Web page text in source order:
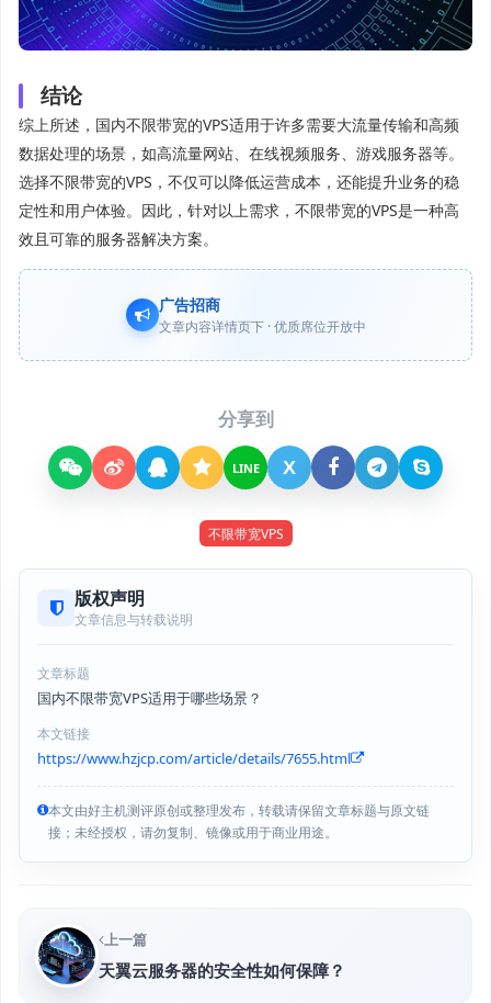
结论
综上所述，国内不限带宽的VPS适用于许多需要大流量传输和高频
数据处理的场景，如高流量网站、在线视频服务、游戏服务器等。
选择不限带宽的VPS，不仅可以降低运营成本，还能提升业务的稳
定性和用户体验。因此，针对以上需求，不限带宽的VPS是一种高
效且可靠的服务器解决方案。
广告招商
文章内容详情页下 · 优质席位开放中
分享到
LINE X
不限带宽VPS
版权声明
文章信息与转载说明
文章标题
国内不限带宽VPS适用于哪些场景？
本文链接
https://www.hzjcp.com/article/details/7655.html
本文由好主机测评原创或整理发布，转载请保留文章标题与原文链
接；未经授权，请勿复制、镜像或用于商业用途。
上一篇
天翼云服务器的安全性如何保障？